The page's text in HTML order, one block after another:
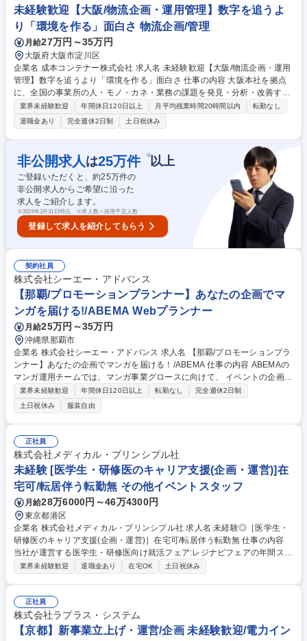
通じた製品改善への貢献 ■勉強会・セミナーイベント準備・当日運営(企画
にも挑戦可) 募集職種 【京都】外観検査システム営業/AIスタートアップの
最前線/第二新卒・未経験歓迎
未経験歓迎【大阪/物流企画・運用管理】数字を追うよ
り「環境を作る」面白さ 物流企画/管理
月給27万円～35万円
大阪府大阪市淀川区
企業名 成本コンテナー株式会社 求人名 未経験歓迎【大阪/物流企画・運用
管理】数字を追うより「環境を作る」面白さ 仕事の内容 大阪本社を拠点
に、全国の事業所の人・モノ・カネ・業務の課題を発見・分析・改善す
る、"社内コンサルタント"のポジションです。 定期的に出張し、現場スタ
ッフとの会話や業務の様子から「もっとこうすれば良くなる」という改善
点を見つけます。作業効率や品質向上、人員配置、教育体制、安全管理な
ど幅広い視点から改善、実行まで携わることができます。また、現場だけ
でなく経営層・管理部門とも連携しながら、会社のルールや環境を見直
し、各拠点の良い取り組みを全社へ展開する役割です。 募集職種 未経験
歓迎【大阪/物流企画・運用管理】数字を追うより「環境を作る」面白さ
業界未経験歓迎 年間休日120日以上 月平均残業時間20時間以内
転勤なし
退職金あり
完全週休2日制 土日祝休み
非公開求人 は25万件 ※以上
ご登録いただくと、約25万件の
非公開求人からご希望に沿った
求人をご紹介します。
※2026年3月31日時点 ※求人数＝採用予定人数
登録して求人を紹介してもらう
契約社員
株式会社シーエー・アドバンス
【那覇/プロモーションプランナー】あなたの企画でマ
ンガを届ける!/ABEMA Webプランナー
月給25万円～35万円
沖縄県那覇市
企業名 株式会社シーエー・アドバンス 求人名 【那覇/プロモーションプラ
ンナー】あなたの企画でマンガを届ける！/ABEMA 仕事の内容 ABEMAの
マンガ運用チームでは、マンガ事業グロースに向けて、 イベントの企画及
び掲載マンガの選定とイベントの進行、次回に向けたアクションまで幅広
く行います。 【具体的に】・イベント時期とターゲットの設定 ・イベン
トの大枠企画 ・イベントに沿った掲載マンガの選定 ・バナークリエイテ
ィブ企画・進行 ・イベント実施中・実施後の振り返りとアクション ※業
務内容は配属されるチームによって、若干変更となる場合がございます。
募集職種 【那覇/プロモーションプランナー】あなたの企画でマンガを届
ける！/ABEMA
業界未経験歓迎 年間休日120日以上 転勤なし
完全週休2日制
土日祝休み
服装自由
正社員
株式会社メディカル・プリンシプル社
未経験 [医学生・研修医のキャリア支援(企画・運営)]在
宅可/転居伴う転勤無 その他イベントスタッフ
月給28万6000円～46万4300円
東京都港区
企業名 株式会社メディカル・プリンシプル社 求人名 未経験◎［医学生・
研修医のキャリア支援(企画・運営)］在宅可/転居伴う転勤無 仕事の内容
当社が運営する医学生・研修医向け就活フェア:レジナビフェアの年間スケ
ジュール策定～各オンラインイベント企画～準備～当日のイベント運営等
企画■開催に向けた準備、進行管理・当日運営■来場者データや市場トレン
ドの分析■年間スケジュールの設計・販売戦略の策定■医療機関・自治体向
けの広報/プロモーション企画・サービス開発■医療機関向け新規サービス
の企画開発■業務フローの最適化、運営効率の改善■オンラインフェアの配
業界未経験歓迎 退職金あり 在宅OK 土日祝休み
正社員
株式会社ラプラス・システム
【京都】新事業立上げ・運営/企画 未経験歓迎/電力イン